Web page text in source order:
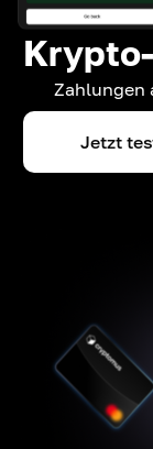
Zahlungen
Jetzt